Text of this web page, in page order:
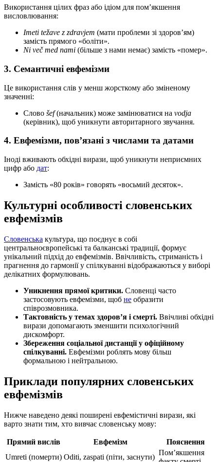
Використання цілих фраз або ідіом для пом’якшення
висловлювання:
Imeti težave z zdravjem (мати проблеми зі здоров’ям)
замість прямого «боліти».
Ni več med nami (більше з нами немає) замість «помер».
3. Семантичні евфемізми
Це використання слів у менш жорсткому або зміненому
значенні:
Слово šef(начальник) може замінюватися на vodja
(керівник), щоб уникнути авторитарного звучання.
4. Евфемізми, пов’язані з числами та датами
Іноді вживають обхідні вирази, щоб уникнути неприємних
цифр або дат:
Замість «80 років» говорять «восьмий десяток».
Культурні особливості словенських
евфемізмів
Словенська культура, що поєднує в собі
центральноєвропейські та балканські традиції, формує
унікальний підхід до евфемізмів. Ввічливість, стриманість і
прагнення до гармонії у спілкуванні відображаються у виборі
делікатних формулювань.
Уникнення прямої критики. Словенці часто
застосовують евфемізми, щоб не образити
співрозмовника.
Тактовність у темах здоров’я і смерті. Ввічливі обхідні
вирази допомагають зменшити психологічний
дискомфорт.
Збереження соціальної дистанції у офіційному
спілкуванні. Евфемізми роблять мову більш
формальною і нейтральною.
Приклади популярних словенських
евфемізмів
Нижче наведено деякі поширені евфемістичні вирази, які
варто знати тим, хто вивчає словенську мову:
Прямий вислів Евфемізм
Пояснення
Umreti (померти) Oditi, zaspati (піти, заснути)
Пом’якшення